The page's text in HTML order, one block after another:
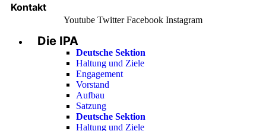
Kontakt
Youtube Twitter Facebook Instagram
Menu
Die IPA
Deutsche Sektion
Haltung und Ziele
Engagement
Vorstand
Aufbau
Satzung
Deutsche Sektion
Haltung und Ziele